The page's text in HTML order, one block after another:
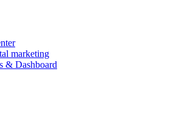
marketing
& Dashboard